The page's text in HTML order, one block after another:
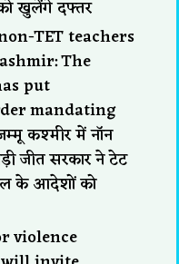
खुलेंगे दफ्तर
TET teachers
The
put
mandating
कश्मीर में नॉन
जीत सरकार ने टेट
के आदेशों को
violence